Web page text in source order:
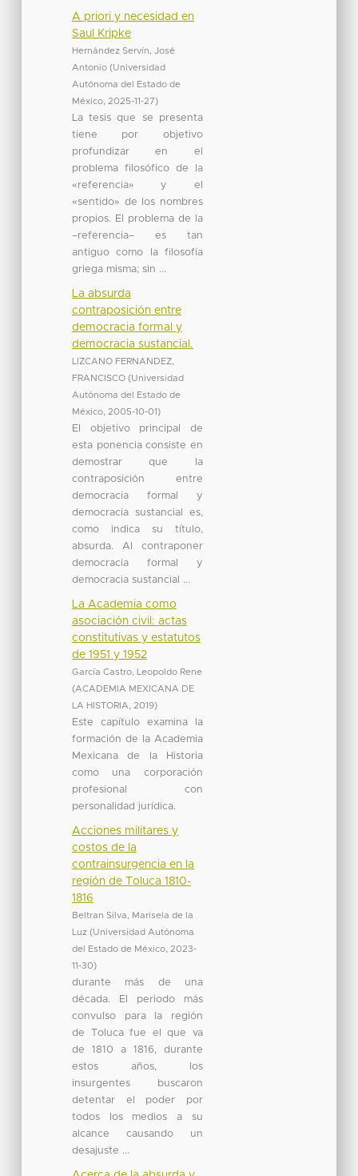
A priori y necesidad en
Saul Kripke
Hernández Servín, José
Antonio (Universidad
Autónoma del Estado de
México, 2025-11-27)
La tesis que se presenta
tiene por objetivo
profundizar en el
problema filosófico de la
«referencia» y el
«sentido» de los nombres
propios. El problema de la
–referencia– es tan
antiguo como la filosofía
griega misma; sin ...
La absurda
contraposición entre
democracia formal y
democracia sustancial.
LIZCANO FERNANDEZ,
FRANCISCO (Universidad
Autónoma del Estado de
México, 2005-10-01)
El objetivo principal de
esta ponencia consiste en
demostrar que la
contraposición entre
democracia formal y
democracia sustancial es,
como indica su título,
absurda. Al contraponer
democracia formal y
democracia sustancial ...
La Academia como
asociación civil: actas
constitutivas y estatutos
de 1951 y 1952
García Castro, Leopoldo Rene
(ACADEMIA MEXICANA DE
LA HISTORIA
2019)
Este capítulo examina la
formación de la Academia
Mexicana de la Historia
como una corporación
profesional con
personalidad jurídica.
Acciones militares y
costos de la
contrainsurgencia en la
región de Toluca 1810-
1816
Beltran Silva, Marisela de la
Luz (Universidad Autónoma
del Estado de México, 2023-
11-30)
durante más de una
década. El periodo más
convulso para la región
de Toluca fue el que va
de 1810 a 1816, durante
estos años, los
insurgentes buscaron
detentar el poder por
todos los medios a su
alcance causando un
desajuste ...